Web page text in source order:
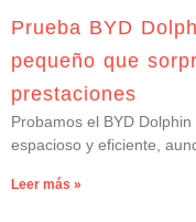
Prueba BYD
pequeño que
prestaciones
Probamos el BYD
espacioso y eficiente,
Leer más »